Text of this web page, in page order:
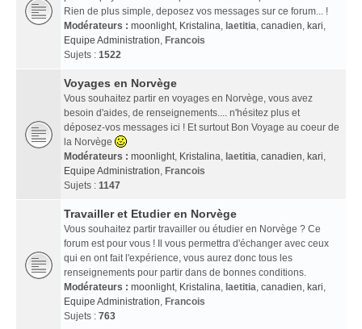
Rien de plus simple, deposez vos messages sur ce forum... !
Modérateurs : moonlight, Kristalina, laetitia, canadien, kari,
Equipe Administration, Francois
Sujets : 1522
Voyages en Norvège
Vous souhaitez partir en voyages en Norvège, vous avez
besoin d'aides, de renseignements.... n'hésitez plus et
déposez-vos messages ici ! Et surtout Bon Voyage au coeur de
la Norvège
Modérateurs : moonlight, Kristalina, laetitia, canadien, kari,
Equipe Administration, Francois
Sujets : 1147
Travailler et Etudier en Norvège
Vous souhaitez partir travailler ou étudier en Norvège ? Ce
forum est pour vous ! Il vous permettra d'échanger avec ceux
qui en ont fait l'expérience, vous aurez donc tous les
renseignements pour partir dans de bonnes conditions.
Modérateurs : moonlight, Kristalina, laetitia, canadien, kari,
Equipe Administration, Francois
Sujets : 763